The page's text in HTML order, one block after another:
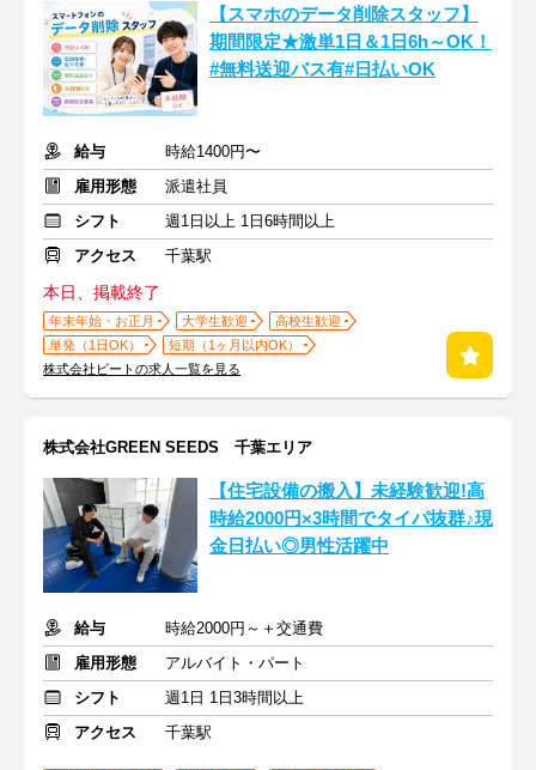
【スマホのデータ削除スタッフ】
期間限定★激単1日＆1日6h～OK！
#無料送迎バス有#日払いOK
給与
時給1400円〜
雇用形態
派遣社員
シフト
週1日以上 1日6時間以上
アクセス
千葉駅
本日、掲載終了
年末年始・お正月 大学生歓迎
高校生歓迎
単発（1日OK）
短期（1ヶ月以内OK）
株式会社ビートの求人一覧を見る
株式会社GREEN SEEDS 千葉エリア
【住宅設備の搬入】未経験歓迎!高
時給2000円×3時間でタイパ抜群♪現
金日払い◎男性活躍中
給与
時給2000円～＋交通費
雇用形態
アルバイト・パート
シフト
週1日 1日3時間以上
アクセス
千葉駅